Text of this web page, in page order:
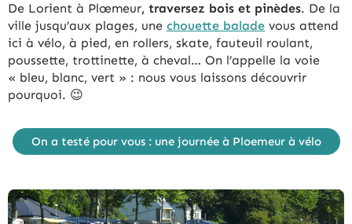
De Lorient à Plœmeur, traversez bois et pinèdes. De la
ville jusqu’aux plages, une chouette balade vous attend
ici à vélo, à pied, en rollers, skate, fauteuil roulant,
poussette, trottinette, à cheval… On l’appelle la voie
« bleu, blanc, vert » : nous vous laissons découvrir
pourquoi. 😉
On a testé pour vous : une journée à Ploemeur à vélo